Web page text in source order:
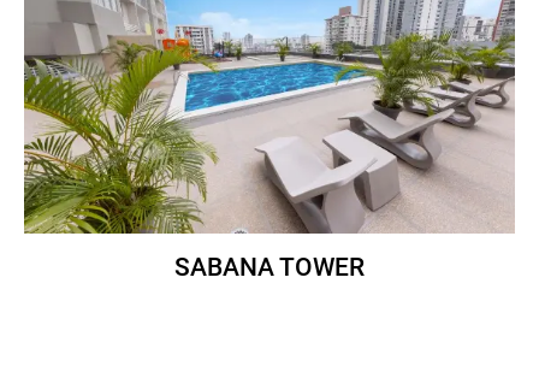
SABANA TOWER